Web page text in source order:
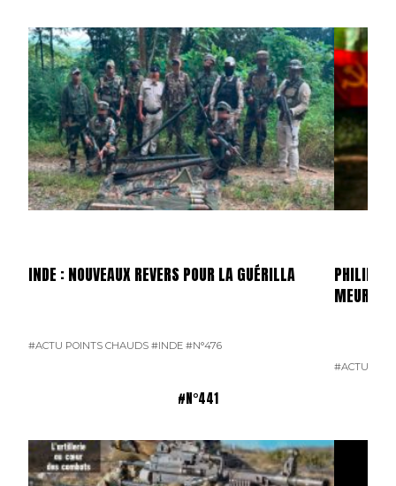
INDE : NOUVEAUX REVERS POUR LA GUÉRILLA
#ACTU POINTS CHAUDS #INDE #N°476
#ACTU
#N°441